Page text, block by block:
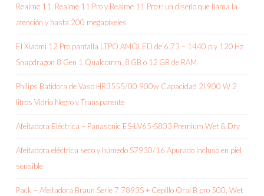
Realme 11, Realme 11 Pro y Realme 11 Pro+: un diseño que llama la
atención y hasta 200 megapíxeles
El Xiaomi 12 Pro pantalla LTPO AMOLED de 6.73 – 1440 p y 120 Hz
Snapdragon 8 Gen 1 Qualcomm, 8 GB o 12 GB de RAM
Philips Batidora de Vaso HR3555/00 900w Capacidad 2l 900 W 2
litros Vidrio Negro y Transparente
Afeitadora Eléctrica – Panasonic ES-LV65-S803 Premium Wet & Dry
Afeitadora eléctrica seco y húmedo S7930/16 Apurado incluso en piel
sensible
Pack – Afeitadora Braun Serie 7 7893S + Cepillo Oral B pro 500, Wet